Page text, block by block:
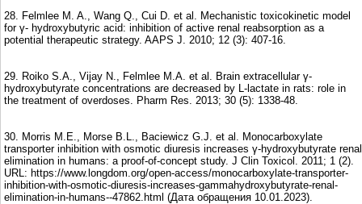
28. Felmlee M. A., Wang Q., Cui D. et al. Mechanistic toxicokinetic model
for γ- hydroxybutyric acid: inhibition of active renal reabsorption as a
potential therapeutic strategy. AAPS J. 2010; 12 (3): 407-16.
29. Roiko S.A., Vijay N., Felmlee M.A. et al. Brain extracellular γ-
hydroxybutyrate concentrations are decreased by L-lactate in rats: role in
the treatment of overdoses. Pharm Res. 2013; 30 (5): 1338-48.
30. Morris M.E., Morse B.L., Baciewicz G.J. et al. Monocarboxylate
transporter inhibition with osmotic diuresis increases γ-hydroxybutyrate renal
elimination in humans: a proof-of-concept study. J Clin Toxicol. 2011; 1 (2).
URL: https://www.longdom.org/open-access/monocarboxylate-transporter-
inhibition-with-osmotic-diuresis-increases-gammahydroxybutyrate-renal-
elimination-in-humans--47862.html (Дата обращения 10.01.2023).